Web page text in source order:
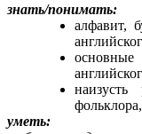
знать/понимать:
алфавит,
наизусть
уметь: